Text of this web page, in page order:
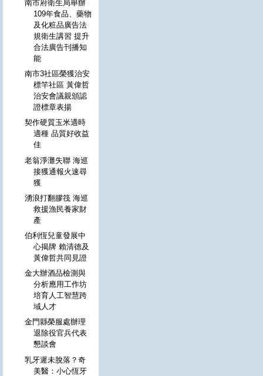
南市府衛生局舉辦
109年食品、藥物
及化粧品廣告法
規衛生講習 提升
合法廣告刊播知
能
南市3社區榮獲治安
標竿社區 黃偉哲
治安會議親頒認
證標章表揚
契作硬質玉米適時
適種 品質好收益
佳
老翁淨灘失聯 海巡
接獲通報火速尋
獲
湧浪打翻膠筏 海巡
救援漁民養家財
產
伯利恆兒童發展中
心揭牌 賴清德及
黃偉哲共同見證
金大辦酒品檢測與
分析應用工作坊
培育人工智慧跨
域人才
金門縣榮服處辦理
退除役官兵代表
懇談會
乳牙遲未脫落？奇
美醫：小心恆牙